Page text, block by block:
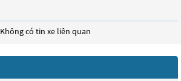
Không có tin xe liên quan